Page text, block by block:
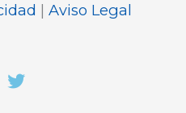
| Aviso Legal